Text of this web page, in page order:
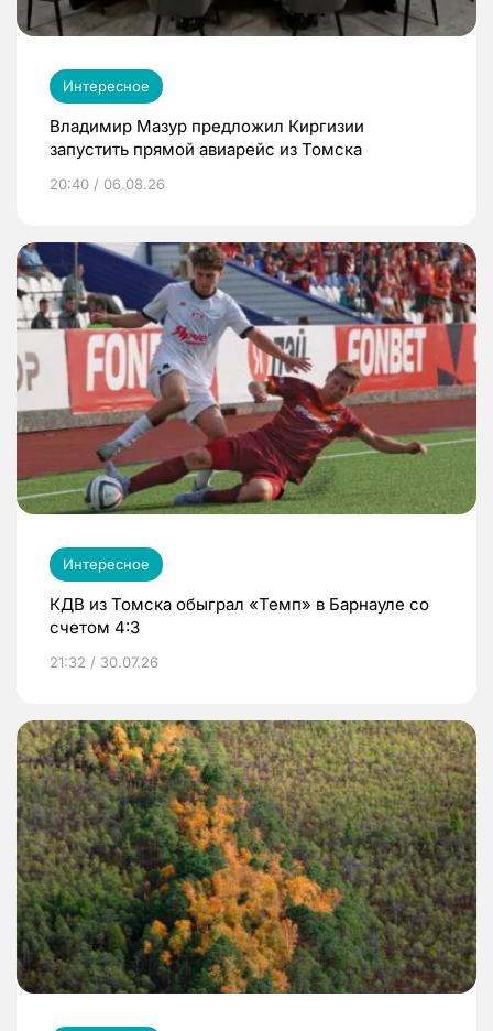
Интересное
Владимир Мазур предложил Киргизии
запустить прямой авиарейс из Томска
20:40 / 06.08.26
Интересное
КДВ из Томска обыграл «Темп» в Барнауле со
счетом 4:3
21:32 / 30.07.26